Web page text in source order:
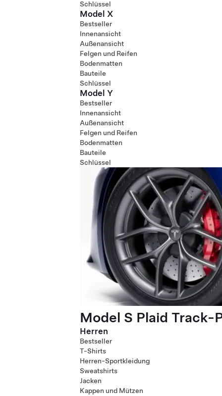
Schlüssel
Model X
Bestseller
Innenansicht
Außenansicht
Felgen und Reifen
Bodenmatten
Bauteile
Schlüssel
Model Y
Bestseller
Innenansicht
Außenansicht
Felgen und Reifen
Bodenmatten
Bauteile
Schlüssel
Model S Plaid Track-
Herren
Bestseller
T-Shirts
Herren-Sportkleidung
Sweatshirts
Jacken
Kappen und Mützen